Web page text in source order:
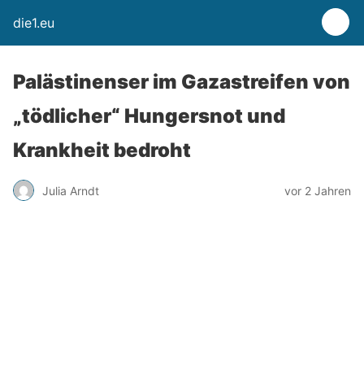
die1.eu
Palästinenser im Gazastreifen von
„tödlicher“ Hungersnot und
Krankheit bedroht
Julia Arndt vor 2 Jahren